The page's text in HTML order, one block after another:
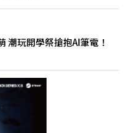
潮玩開學祭搶抱AI筆電！